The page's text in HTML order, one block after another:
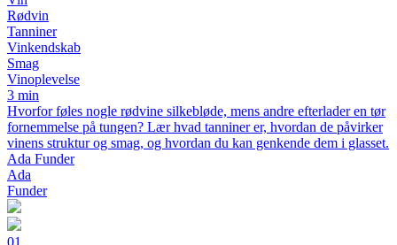
Rødvin
Tanniner
Vinkendskab
Smag
Vinoplevelse
3 min
Hvorfor føles nogle rødvine silkebløde, mens andre efterlader en tør
fornemmelse på tungen? Lær hvad tanniner er, hvordan de påvirker
vinens struktur og smag, og hvordan du kan genkende dem i glasset.
Ada Funder
Ada
Funder
01